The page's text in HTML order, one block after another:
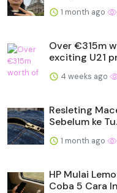
1 month ago
Over €315m
exciting U21
4 weeks ago
Resleting
Sebelum ke
1 month ago
HP Mulai
Coba 5 Cara